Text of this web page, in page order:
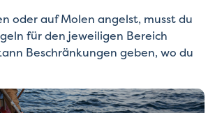
oder auf Molen angelst, musst du
für den jeweiligen Bereich
Beschränkungen geben, wo du